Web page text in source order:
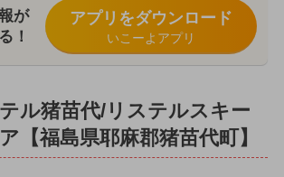
が
！
アプリをダウンロード
いこーよアプリ
ル猪苗代/リステルスキー
【福島県耶麻郡猪苗代町】